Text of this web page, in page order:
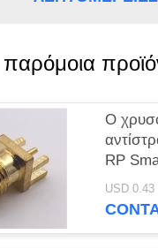
παρόμοια
Ο
RP